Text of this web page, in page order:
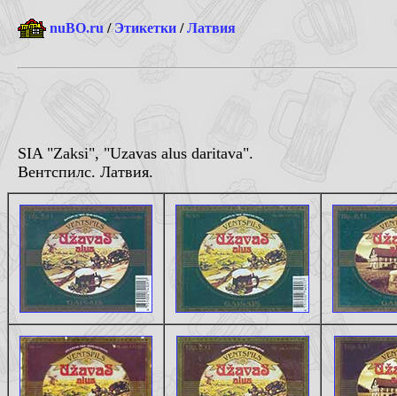
nuBO.ru /Этикетки /Латвия
SIA "Zaksi", "Uzavas alus daritava".
Вентспилс. Латвия.